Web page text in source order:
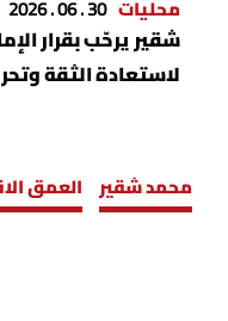
محليات 30 . 06 . 2026
شقير يرحّب بقرار
لاستعادة الثقة
محمد شقير العمق